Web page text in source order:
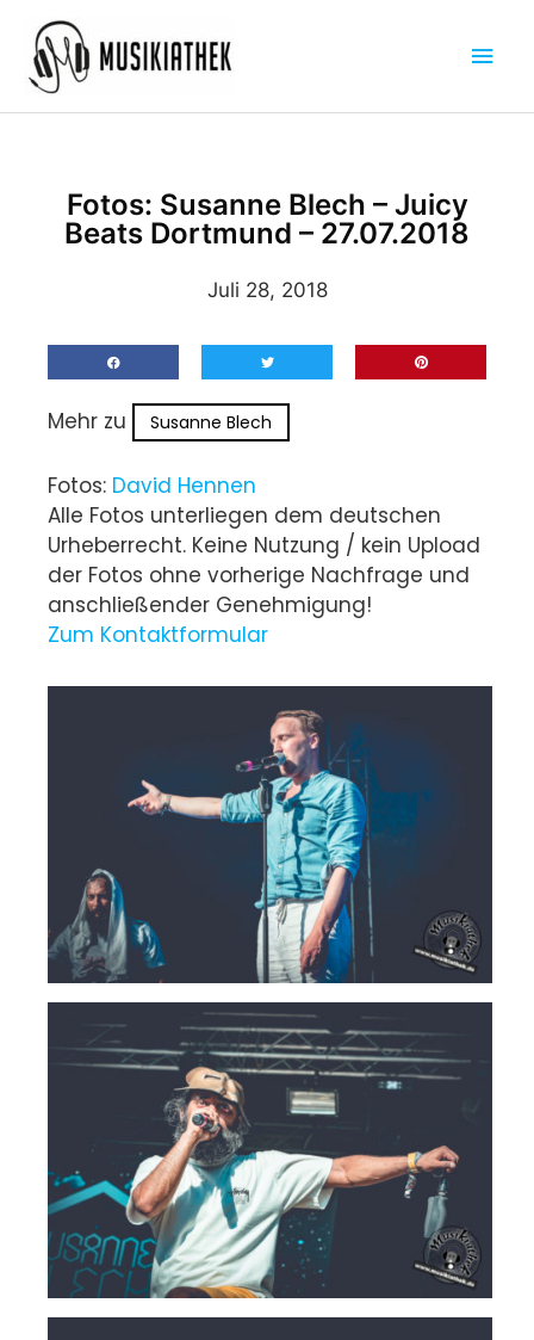
Inhalt
springen
Fotos: Susanne Blech – Juicy
Beats Dortmund – 27.07.2018
Juli 28, 2018
Mehr zu Susanne Blech
Fotos: David Hennen
Alle Fotos unterliegen dem deutschen
Urheberrecht. Keine Nutzung / kein Upload
der Fotos ohne vorherige Nachfrage und
anschließender Genehmigung!
Zum Kontaktformular